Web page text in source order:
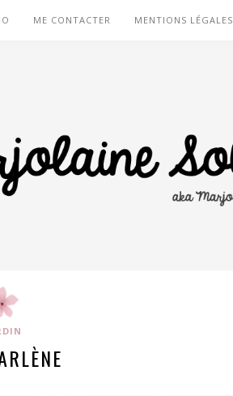
ME CONTACTER MENTIONS LÉGALES